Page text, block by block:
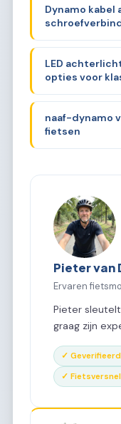
Dynamo kabel
LED
opties voor
naaf-dynamo
fietsen
Pieter van
Ervaren
Pieter
graag zijn
✓
✓